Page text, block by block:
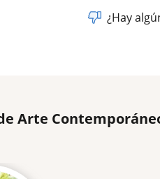
¿Hay
Arte